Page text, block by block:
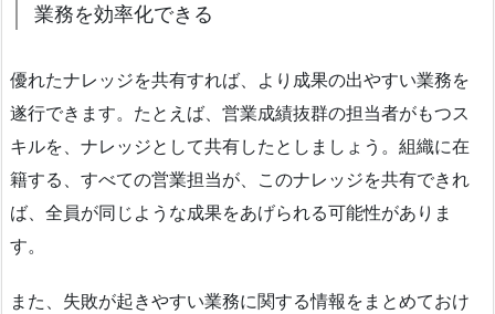
業務を効率化できる
優れたナレッジを共有すれば、より成果の出やすい業務を
遂行できます。たとえば、営業成績抜群の担当者がもつス
キルを、ナレッジとして共有したとしましょう。組織に在
籍する、すべての営業担当が、このナレッジを共有できれ
ば、全員が同じような成果をあげられる可能性がありま
す。
また、失敗が起きやすい業務に関する情報をまとめておけ